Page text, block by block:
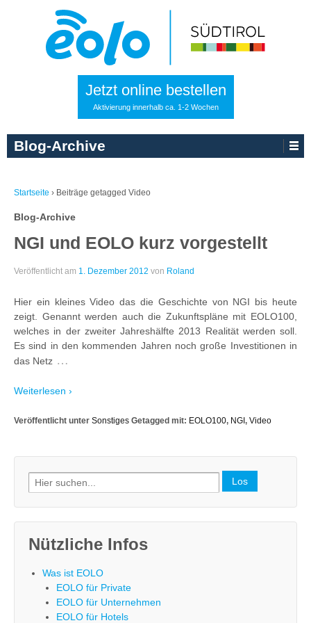
Jetzt online bestellen
Aktivierung innerhalb ca. 1-2 Wochen
Blog-Archive
Startseite › Beiträge getagged Video
Blog-Archive
NGI und EOLO kurz vorgestellt
Veröffentlicht am 1. Dezember 2012 von Roland
Hier ein kleines Video das die Geschichte von NGI bis heute
zeigt. Genannt werden auch die Zukunftspläne mit EOLO100,
welches in der zweiter Jahreshälfte 2013 Realität werden soll.
Es sind in den kommenden Jahren noch große Investitionen in
das Netz …
Weiterlesen ›
Veröffentlicht unter Sonstiges Getagged mit: EOLO100, NGI , Video
Search
for:
Nützliche Infos
Was ist EOLO
EOLO für Private
EOLO für Unternehmen
EOLO für Hotels